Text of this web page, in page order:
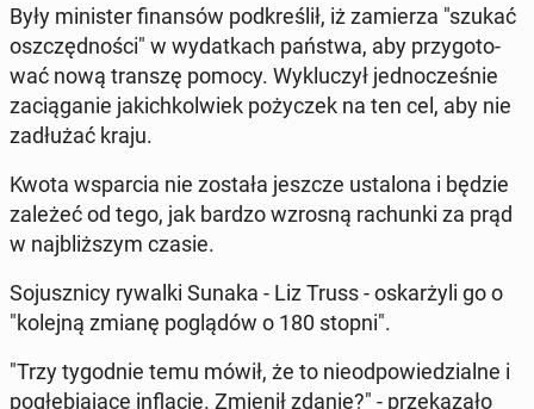
Były mi­ni­ster fi­nan­sów pod­kre­ślił, iż za­mie­rza "szukać
oszczęd­no­ści" w wy­dat­kach państwa, aby przy­go­to­
wać nową transzę pomocy. Wy­klu­czył jed­no­cze­śnie
za­cią­ga­nie ja­kich­kol­wiek po­ży­czek na ten cel, aby nie
za­dłu­żać kraju.
Kwota wspar­cia nie została jeszcze usta­lo­na i będzie
zależeć od tego, jak bardzo wzrosną ra­chun­ki za prąd
w naj­bliż­szym czasie.
So­jusz­ni­cy rywalki Sunaka - Liz Truss - oskar­ży­li go o
"kolejną zmianę po­glą­dów o 180 stopni".
"Trzy ty­go­dnie temu mówił, że to nie­od­po­wie­dzial­ne i
po­głę­bia­ją­ce in­fla­cję. Zmienił zdanie?" - prze­ka­za­ło